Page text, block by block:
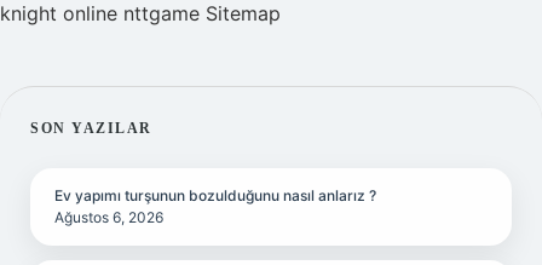
knight online nttgame Sitemap
SIDEBAR
SON YAZILAR
Ev yapımı turşunun bozulduğunu nasıl anlarız ?
Ağustos 6, 2026